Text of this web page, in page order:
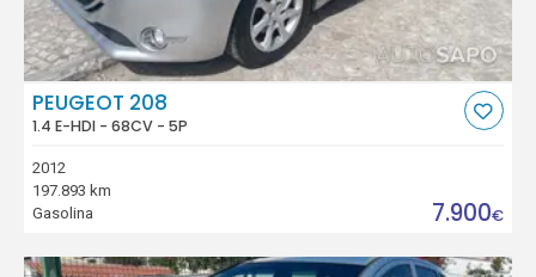
PEUGEOT 208
1.4 E-HDI - 68CV - 5P
2012
197.893 km
Gasolina
7.900€